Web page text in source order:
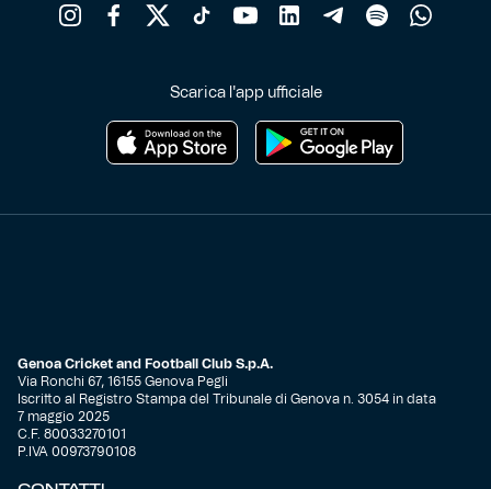
Scarica l'app ufficiale
Genoa Cricket and Football Club S.p.A.
Via Ronchi 67, 16155 Genova Pegli
Iscritto al Registro Stampa del Tribunale di Genova n. 3054 in data
7 maggio 2025
C.F. 80033270101
P.IVA 00973790108